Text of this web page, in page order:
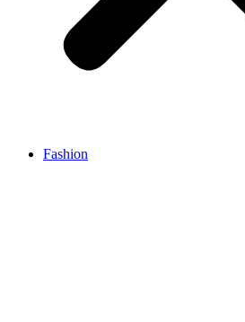
Fashion